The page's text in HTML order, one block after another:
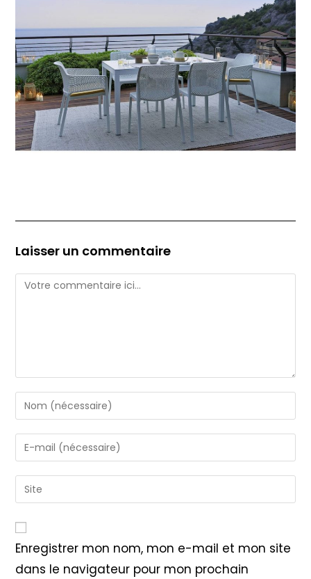
Laisser un commentaire
Comment
Enter
your
name
or
to
comment
Enter
your
email
address
Saisir
l’URL
votre
site
(facultatif)
Enregistrer mon nom, mon e-mail et mon site
dans le navigateur pour mon prochain